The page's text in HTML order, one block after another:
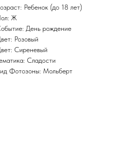
Ребенок (до 18 лет)
Ж
День рождение
Розовый
Сиреневый
Сладости
Фотозоны: Мольберт